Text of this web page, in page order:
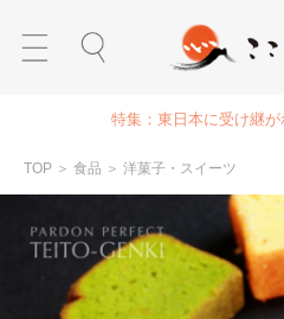
特集：東日本に受け継が
TOP ＞ 食品 ＞ 洋菓子・スイーツ